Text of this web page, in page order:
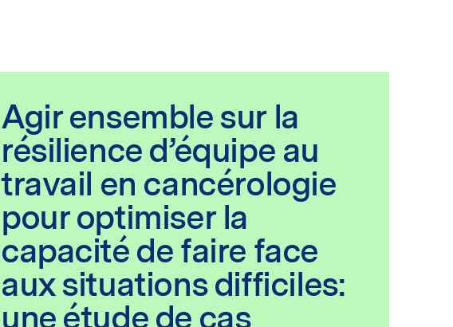
Agir ensemble sur la
résilience d’équipe au
travail en cancérologie
pour optimiser la
capacité de faire face
aux situations difficiles:
une étude de cas